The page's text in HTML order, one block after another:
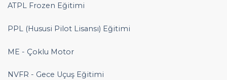
ATPL Frozen Eğitimi
PPL (Hususi Pilot Lisansı) Eğitimi
ME - Çoklu Motor
NVFR - Gece Uçuş Eğitimi